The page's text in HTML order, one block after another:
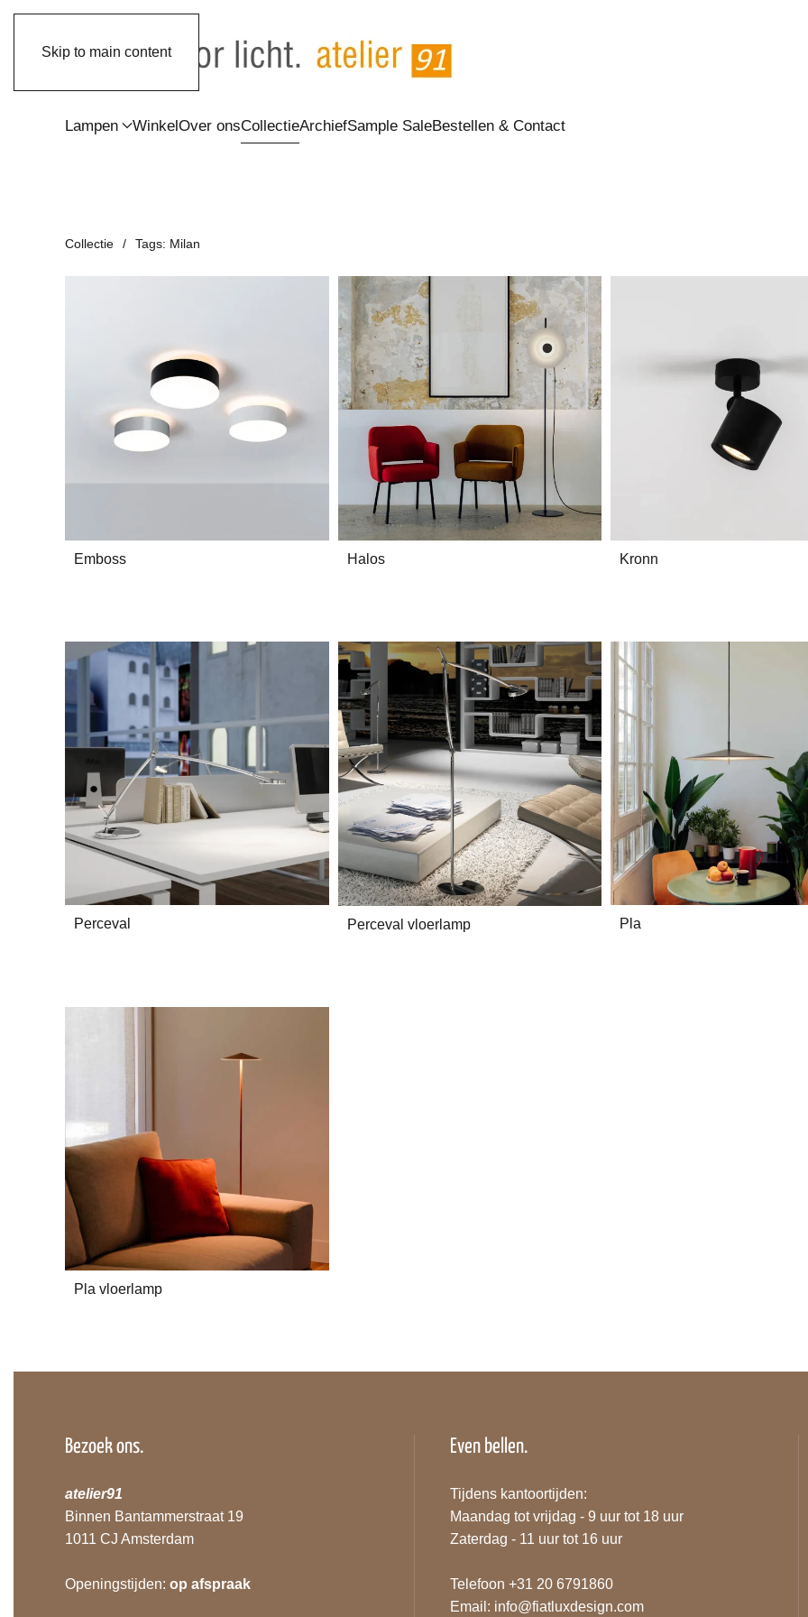
Skip to main content
Lampen WinkelOver onsCollectieArchiefSample SaleBestellen & Contact
Collectie Tags: Milan
Emboss Halos Kronn
Perceval Perceval vloerlamp Pla
Pla vloerlamp
Bezoek ons.
atelier91
Binnen Bantammerstraat 19
1011 CJ Amsterdam
Openingstijden:op afspraak
Even bellen.
Tijdens kantoortijden:
Maandag tot vrijdag - 9 uur tot 18 uur
Zaterdag - 11 uur tot 16 uur
Telefoon +31 20 6791860
Email: info@fiatluxdesign.com